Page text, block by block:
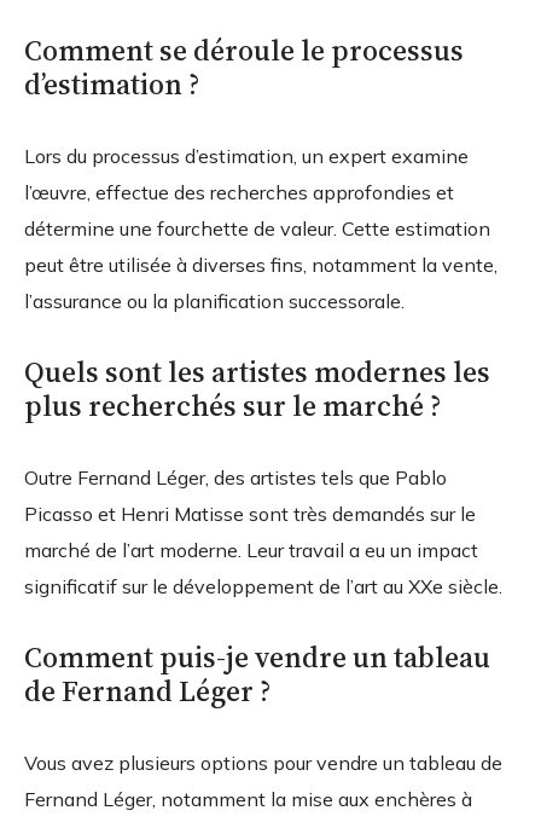
Comment se déroule le processus
d’estimation ?
Lors du processus d’estimation, un expert examine
l’œuvre, effectue des recherches approfondies et
détermine une fourchette de valeur. Cette estimation
peut être utilisée à diverses fins, notamment la vente,
l’assurance ou la planification successorale.
Quels sont les artistes modernes les
plus recherchés sur le marché ?
Outre Fernand Léger, des artistes tels que Pablo
Picasso et Henri Matisse sont très demandés sur le
marché de l’art moderne. Leur travail a eu un impact
significatif sur le développement de l’art au XXe siècle.
Comment puis-je vendre un tableau
de Fernand Léger ?
Vous avez plusieurs options pour vendre un tableau de
Fernand Léger, notamment la mise aux enchères à